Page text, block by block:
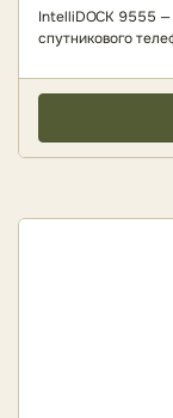
IntelliDOCK 9555 —
спутникового